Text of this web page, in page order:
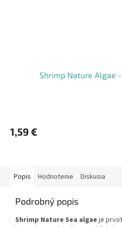
Shrimp Nature Algae
1,59 €
Popis Hodnotenie Diskusia
Podrobný popis
Shrimp Nature Sea algae je